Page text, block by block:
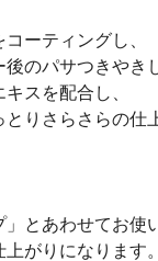
ーティングし、
のパサつきやき
スを配合し、
りさらさらの仕
」とあわせてお使
がりになります。